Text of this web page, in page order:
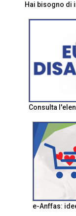
Hai bisogno di
Consulta
e-Anffas: